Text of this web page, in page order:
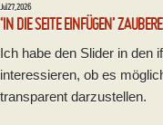
Jul 27, 2026
‘IN DIE SEITE EINFÜGEN’
Ich habe den Slider in den
interessieren, ob es
transparent darzustellen.